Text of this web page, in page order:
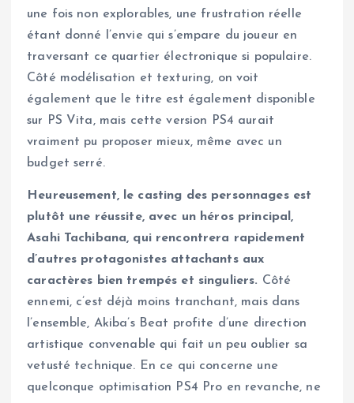
une fois non explorables, une frustration réelle
étant donné l’envie qui s’empare du joueur en
traversant ce quartier électronique si populaire.
Côté modélisation et texturing, on voit
également que le titre est également disponible
sur PS Vita, mais cette version PS4 aurait
vraiment pu proposer mieux, même avec un
budget serré.
Heureusement, le casting des personnages est
plutôt une réussite, avec un héros principal,
Asahi Tachibana, qui rencontrera rapidement
d’autres protagonistes attachants aux
caractères bien trempés et singuliers. Côté
ennemi, c’est déjà moins tranchant, mais dans
l’ensemble, Akiba’s Beat profite d’une direction
artistique convenable qui fait un peu oublier sa
vetusté technique. En ce qui concerne une
quelconque optimisation PS4 Pro en revanche, ne